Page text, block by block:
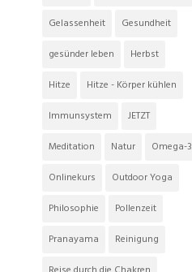
Gelassenheit Gesundheit
gesünder leben Herbst
Hitze Hitze - Körper kühlen
Immunsystem JETZT
Meditation Natur Omega-3
Onlinekurs Outdoor Yoga
Philosophie Pollenzeit
Pranayama Reinigung